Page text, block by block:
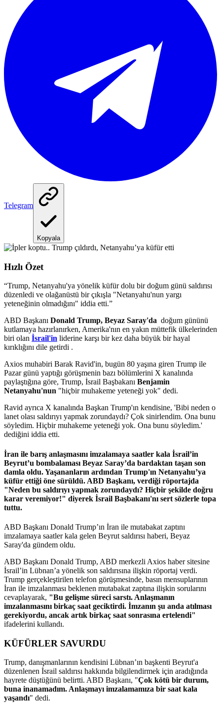
Telegram
Kopyala
Hızlı Özet
“Trump, Netanyahu'ya yönelik küfür dolu bir doğum günü saldırısı
düzenledi ve olağanüstü bir çıkışla "Netanyahu'nun yargı
yeteneğinin olmadığını" iddia etti.”
ABD Başkanı Donald Trump, Beyaz Saray'da doğum gününü
kutlamaya hazırlanırken, Amerika'nın en yakın müttefik ülkelerinden
biri olan İsrail'in liderine karşı bir kez daha büyük bir hayal
kırıklığını dile getirdi .
Axios muhabiri Barak Ravid'in, bugün 80 yaşına giren Trump ile
Pazar günü yaptığı görüşmenin bazı bölümlerini X kanalında
paylaştığına göre, Trump, İsrail Başbakanı Benjamin
Netanyahu'nun "hiçbir muhakeme yeteneği yok" dedi.
Ravid ayrıca X kanalında Başkan Trump'ın kendisine, 'Bibi neden o
lanet olası saldırıyı yapmak zorundaydı? Çok sinirlendim. Ona bunu
söyledim. Hiçbir muhakeme yeteneği yok. Ona bunu söyledim.'
dediğini iddia etti.
İran ile barış anlaşmasını imzalamaya saatler kala İsrail’in
Beyrut’u bombalaması Beyaz Saray’da bardaktan taşan son
damla oldu. Yaşananların ardından Trump'ın Netanyahu’ya
küfür ettiği öne sürüldü. ABD Başkanı, verdiği röportajda
"Neden bu saldırıyı yapmak zorundaydı? Hiçbir şekilde doğru
karar veremiyor!" diyerek İsrail Başbakanı'nı sert sözlerle topa
tuttu.
ABD Başkanı Donald Trump’ın İran ile mutabakat zaptını
imzalamaya saatler kala gelen Beyrut saldırısı haberi, Beyaz
Saray'da gündem oldu.
ABD Başkanı Donald Trump, ABD merkezli Axios haber sitesine
İsrail’in Lübnan’a yönelik son saldırısına ilişkin röportaj verdi.
Trump gerçekleştirilen telefon görüşmesinde, basın mensuplarının
İran ile imzalanması beklenen mutabakat zaptına ilişkin sorularını
cevaplayarak, "Bu gelişme süreci sarstı. Anlaşmanın
imzalanmasını birkaç saat geciktirdi. İmzanın şu anda atılması
gerekiyordu, ancak artık birkaç saat sonrasına ertelendi"
ifadelerini kullandı.
KÜFÜRLER SAVURDU
Trump, danışmanlarının kendisini Lübnan’ın başkenti Beyrut'a
düzenlenen İsrail saldırısı hakkında bilgilendirmek için aradığında
hayrete düştüğünü belirtti. ABD Başkanı, "Çok kötü bir durum,
buna inanamadım. Anlaşmayı imzalamamıza bir saat kala
yaşandı" dedi.